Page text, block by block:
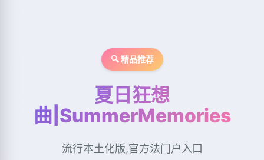
🔍 精品推荐
夏日狂想
曲|SummerMemories
流行本土化版,官方法门户入口